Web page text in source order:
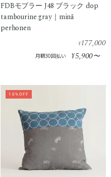
FDBモブラー J48 ブラック dop
tambourine gray｜minä
perhonen
¥177,000
月額30回払い ¥5,900〜
10%OFF